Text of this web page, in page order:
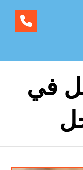
في